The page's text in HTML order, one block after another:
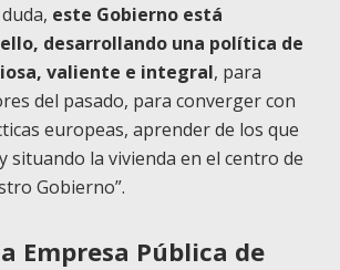
este Gobierno está
desarrollando una política de
valiente e integral, para
del pasado, para converger con
europeas, aprender de los que
situando la vivienda en el centro de
Gobierno”.
Empresa Pública de